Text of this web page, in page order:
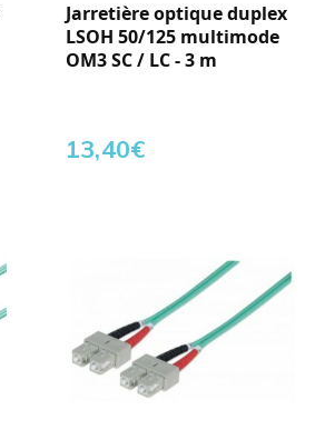
Jarretière optique duplex
LSOH 50/125 multimode
OM3 SC / LC - 3 m
13,40€